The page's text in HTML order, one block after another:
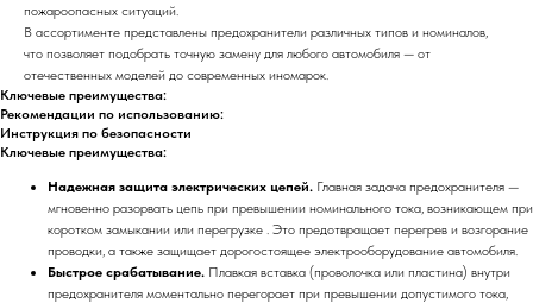
пожароопасных ситуаций.
В ассортименте представлены предохранители различных типов и номиналов,
что позволяет подобрать точную замену для любого автомобиля — от
отечественных моделей до современных иномарок.
Ключевые преимущества:
Рекомендации по использованию:
Инструкция по безопасности
Ключевые преимущества:
Надежная защита электрических цепей. Главная задача предохранителя —
мгновенно разорвать цепь при превышении номинального тока, возникающем при
коротком замыкании или перегрузке . Это предотвращает перегрев и возгорание
проводки, а также защищает дорогостоящее электрооборудование автомобиля.
Быстрое срабатывание. Плавкая вставка (проволочка или пластина) внутри
предохранителя моментально перегорает при превышении допустимого тока,